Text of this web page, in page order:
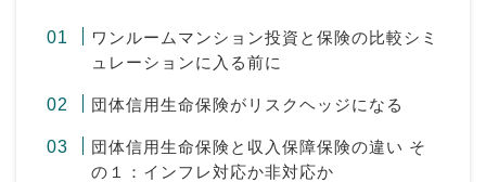
ワンルームマンション投資と保険の比較シミ
ュレーションに入る前に
団体信用生命保険がリスクヘッジになる
団体信用生命保険と収入保障保険の違い そ
の１：インフレ対応か非対応か